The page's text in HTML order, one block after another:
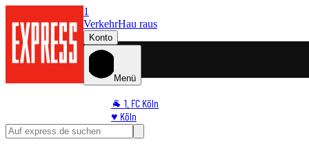
1
VerkehrHau raus
Konto
Menü
🐐 1. FC Köln
♥️ Köln
⭐ Promi